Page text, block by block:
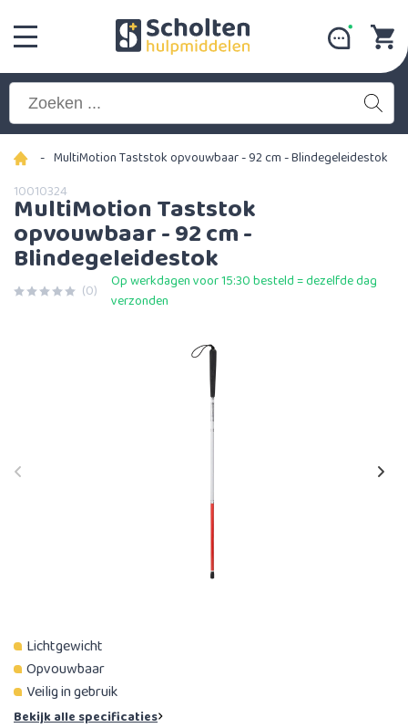
- MultiMotion Taststok opvouwbaar - 92 cm - Blindegeleidestok
10010324
MultiMotion Taststok
opvouwbaar - 92 cm -
Blindegeleidestok
(0)
Op werkdagen voor 15:30 besteld = dezelfde dag
verzonden
Lichtgewicht
Opvouwbaar
Veilig in gebruik
Bekijk alle specificaties